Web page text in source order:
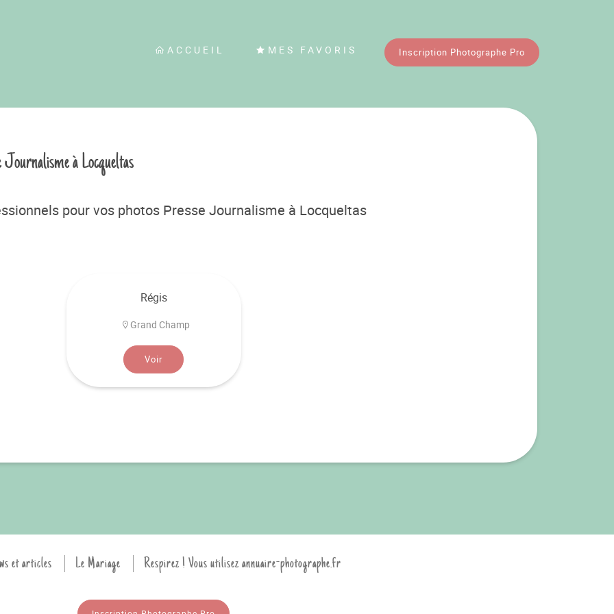
ACCUEIL MES FAVORIS Inscription Photographe Pro
Journalisme à Locqueltas
pour vos photos Presse Journalisme à Locqueltas
Régis
Grand Champ
Voir
et articles Le Mariage Respirez ! Vous utilisez annuaire-photographe.fr